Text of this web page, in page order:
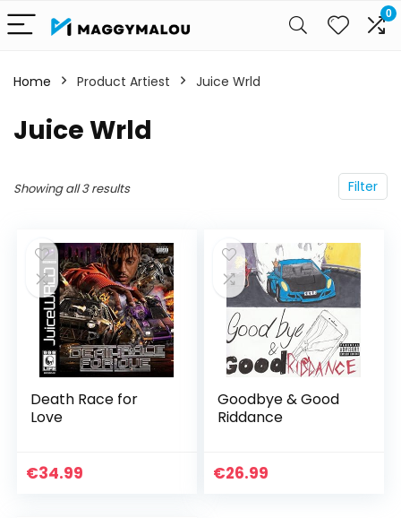
0
Home Product Artiest Juice Wrld
Juice Wrld
Filter
Showing all 3 results
Death Race for
Love
€34.99
Goodbye & Good
Riddance
€26.99